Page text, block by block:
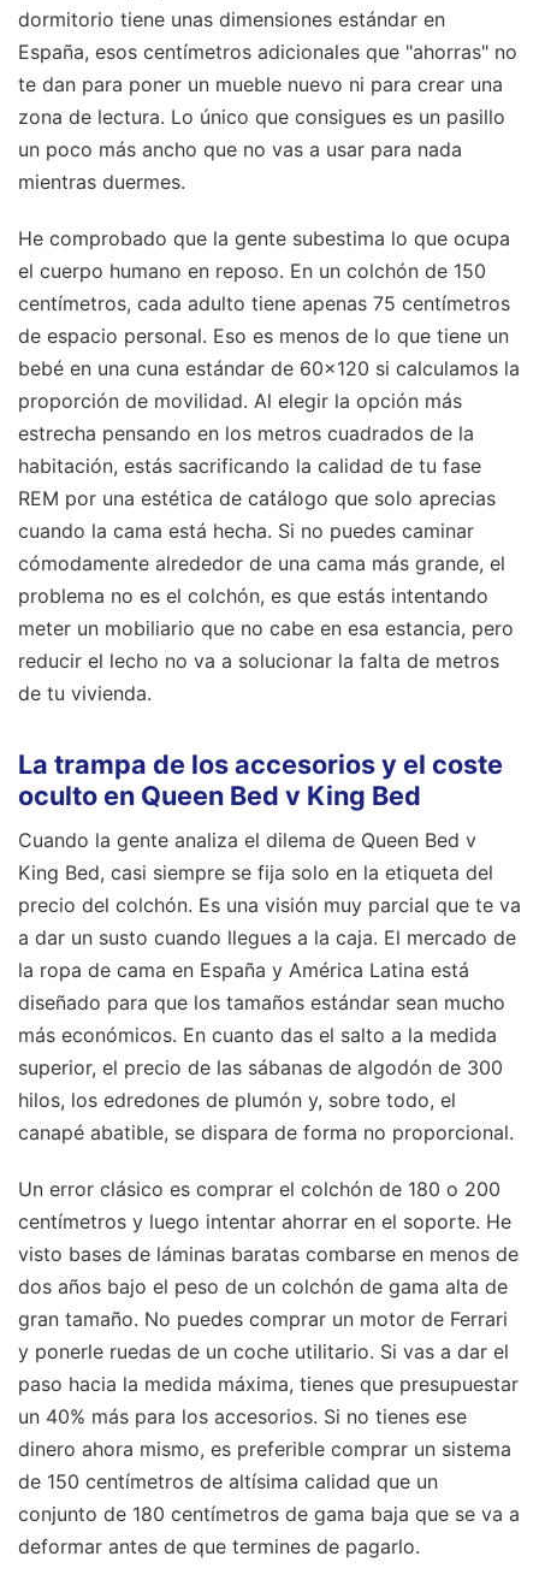
dormitorio tiene unas dimensiones estándar en
España, esos centímetros adicionales que "ahorras" no
te dan para poner un mueble nuevo ni para crear una
zona de lectura. Lo único que consigues es un pasillo
un poco más ancho que no vas a usar para nada
mientras duermes.
He comprobado que la gente subestima lo que ocupa
el cuerpo humano en reposo. En un colchón de 150
centímetros, cada adulto tiene apenas 75 centímetros
de espacio personal. Eso es menos de lo que tiene un
bebé en una cuna estándar de 60x120 si calculamos la
proporción de movilidad. Al elegir la opción más
estrecha pensando en los metros cuadrados de la
habitación, estás sacrificando la calidad de tu fase
REM por una estética de catálogo que solo aprecias
cuando la cama está hecha. Si no puedes caminar
cómodamente alrededor de una cama más grande, el
problema no es el colchón, es que estás intentando
meter un mobiliario que no cabe en esa estancia, pero
reducir el lecho no va a solucionar la falta de metros
de tu vivienda.
La trampa de los accesorios y el coste
oculto en Queen Bed v King Bed
Cuando la gente analiza el dilema de Queen Bed v
King Bed, casi siempre se fija solo en la etiqueta del
precio del colchón. Es una visión muy parcial que te va
a dar un susto cuando llegues a la caja. El mercado de
la ropa de cama en España y América Latina está
diseñado para que los tamaños estándar sean mucho
más económicos. En cuanto das el salto a la medida
superior, el precio de las sábanas de algodón de 300
hilos, los edredones de plumón y, sobre todo, el
canapé abatible, se dispara de forma no proporcional.
Un error clásico es comprar el colchón de 180 o 200
centímetros y luego intentar ahorrar en el soporte. He
visto bases de láminas baratas combarse en menos de
dos años bajo el peso de un colchón de gama alta de
gran tamaño. No puedes comprar un motor de Ferrari
y ponerle ruedas de un coche utilitario. Si vas a dar el
paso hacia la medida máxima, tienes que presupuestar
un 40% más para los accesorios. Si no tienes ese
dinero ahora mismo, es preferible comprar un sistema
de 150 centímetros de altísima calidad que un
conjunto de 180 centímetros de gama baja que se va a
deformar antes de que termines de pagarlo.